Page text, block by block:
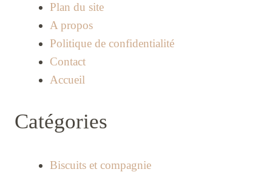
Plan du site
A propos
Politique de confidentialité
Contact
Accueil
Catégories
Biscuits et compagnie